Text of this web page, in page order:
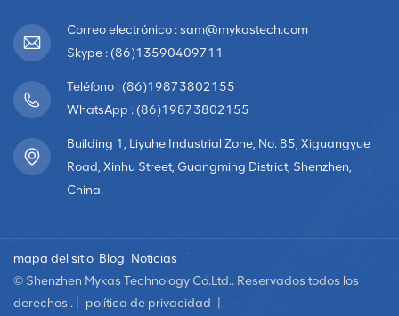
Correo electrónico : sam@mykastech.com
Skype : (86)13590409711
Teléfono : (86)19873802155
WhatsApp : (86)19873802155
Building 1, Liyuhe Industrial Zone, No. 85, Xiguangyue
Road, Xinhu Street, Guangming District, Shenzhen,
China.
mapa del sitio Blog Noticias
© Shenzhen Mykas Technology Co.Ltd.. Reservados todos los
derechos . |
política de privacidad